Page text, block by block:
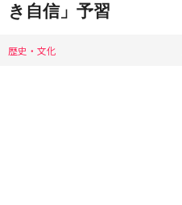
き自信」予習
歴史・文化